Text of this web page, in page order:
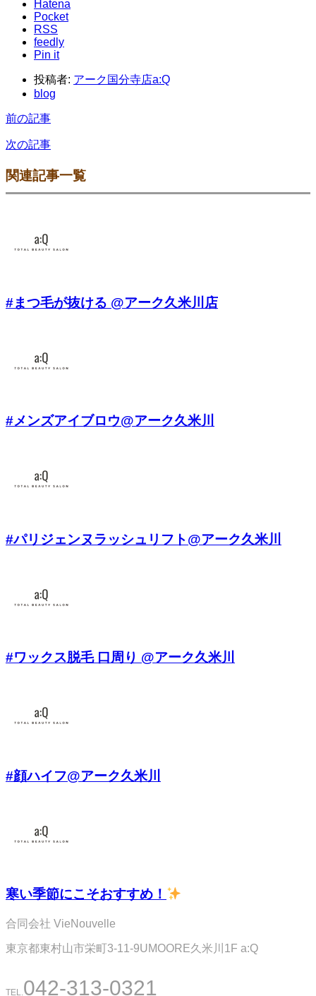
Hatena
Pocket
RSS
feedly
Pin it
投稿者: アーク国分寺店a:Q
blog
前の記事
次の記事
関連記事一覧
#まつ毛が抜ける @アーク久米川店
#メンズアイブロウ@アーク久米川
#パリジェンヌラッシュリフト@アーク久米川
#ワックス脱毛 口周り @アーク久米川
#顔ハイフ@アーク久米川
寒い季節にこそおすすめ！
合同会社 VieNouvelle
東京都東村山市栄町3-11-9UMOORE久米川1F a:Q
TEL.042-313-0321